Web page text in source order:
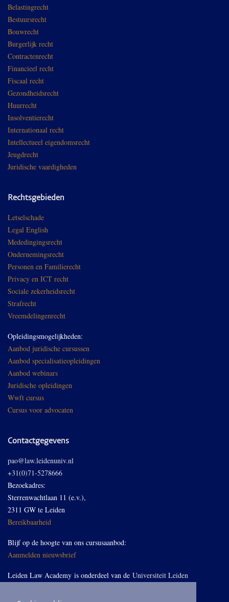
Belastingrecht
Bestuursrecht
Bouwrecht
Burgerlijk recht
Contractenrecht
Financieel recht
Fiscaal recht
Gezondheidsrecht
Huurrecht
Insolventierecht
Internationaal recht
Intellectueel eigendomsrecht
Jeugdrecht
Juridische vaardigheden
Rechtsgebieden
Letselschade
Legal English
Mededingingsrecht
Ondernemingsrecht
Personen en Familierecht
Privacy en ICT recht
Sociale zekerheidsrecht
Strafrecht
Vreemdelingenrecht
Opleidingsmogelijkheden:
Aanbod juridische cursussen
Aanbod specialisatieopleidingen
Aanbod webinars
Juridische opleidingen
Wwft cursus
Cursus voor advocaten
Contactgegevens
pao@law.leidenuniv.nl
+31(0)71-5278666
Bezoekadres:
Sterrenwachtlaan 11 (e.v.),
2311 GW te Leiden
Bereikbaarheid
Blijf op de hoogte van ons cursusaanbod:
Aanmelden nieuwsbrief
Leiden Law Academy is onderdeel van de Universiteit Leiden